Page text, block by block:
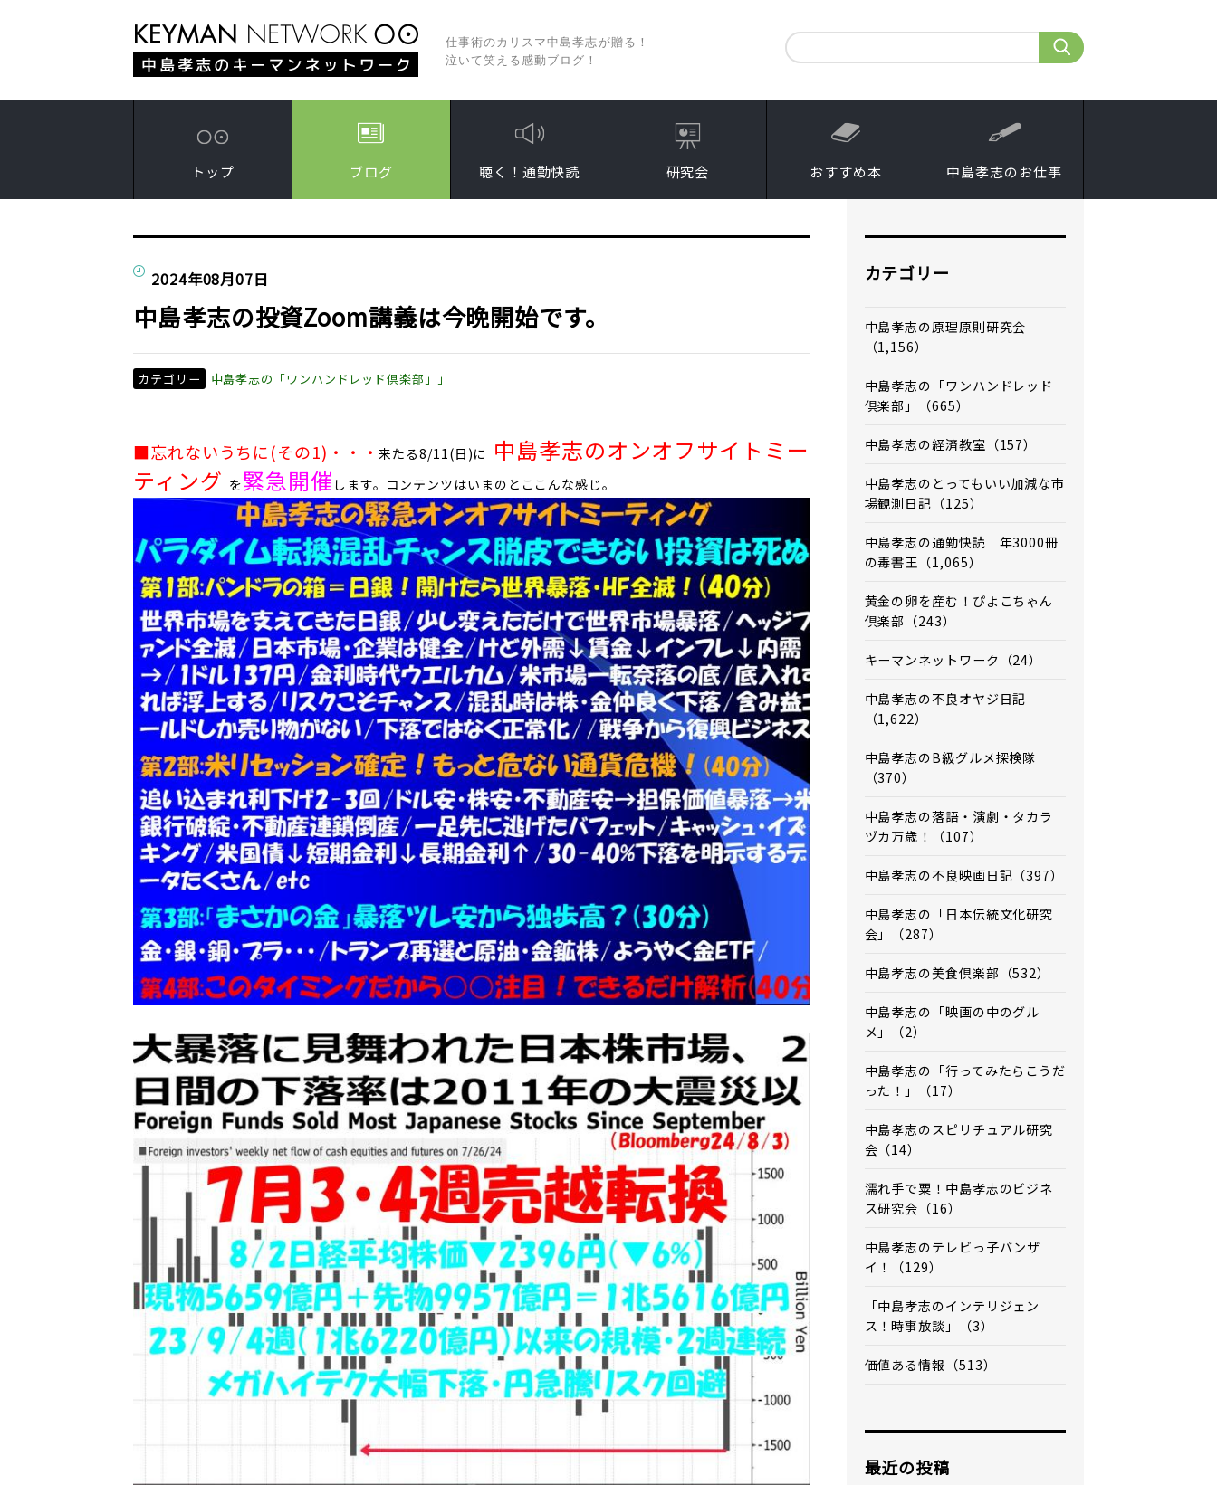
仕事術のカリスマ中島孝志が贈る！
泣いて笑える感動ブログ！
トップ ブログ 聴く！通勤快読 研究会 おすすめ本 中島孝志のお仕事
2024年08月07日
中島孝志の投資Zoom講義は今晩開始です。
カテゴリー 中島孝志の「ワンハンドレッド倶楽部」」
■忘れないうちに(その1) ・・・来たる8/11(日)に 中島孝志のオンオフサイトミー
ティング を緊急開催 します。 ​コンテンツはいまのとここんな感じ。
カテゴリー
中島孝志の原理原則研究会
（1,156）
中島孝志の「ワンハンドレッド
倶楽部」（665）
中島孝志の経済教室（157）
中島孝志のとってもいい加減な市
場観測日記（125）
中島孝志の通勤快読 年3000冊
の毒書王（1,065）
黄金の卵を産む！ぴよこちゃん
倶楽部（243）
キーマンネットワーク（24）
中島孝志の不良オヤジ日記
（1,622）
中島孝志のB級グルメ探検隊
（370）
中島孝志の落語・演劇・タカラ
ヅカ万歳！（107）
中島孝志の不良映画日記（397）
中島孝志の「日本伝統文化研究
会」（287）
中島孝志の美食倶楽部（532）
中島孝志の「映画の中のグル
メ」（2）
中島孝志の「行ってみたらこうだ
った！」（17）
中島孝志のスピリチュアル研究
会（14）
濡れ手で粟！中島孝志のビジネ
ス研究会（16）
中島孝志のテレビっ子バンザ
イ！（129）
「中島孝志のインテリジェン
ス！時事放談」（3）
価値ある情報（513）
最近の投稿